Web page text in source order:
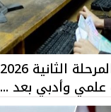
علمي وأدبي بعد ...